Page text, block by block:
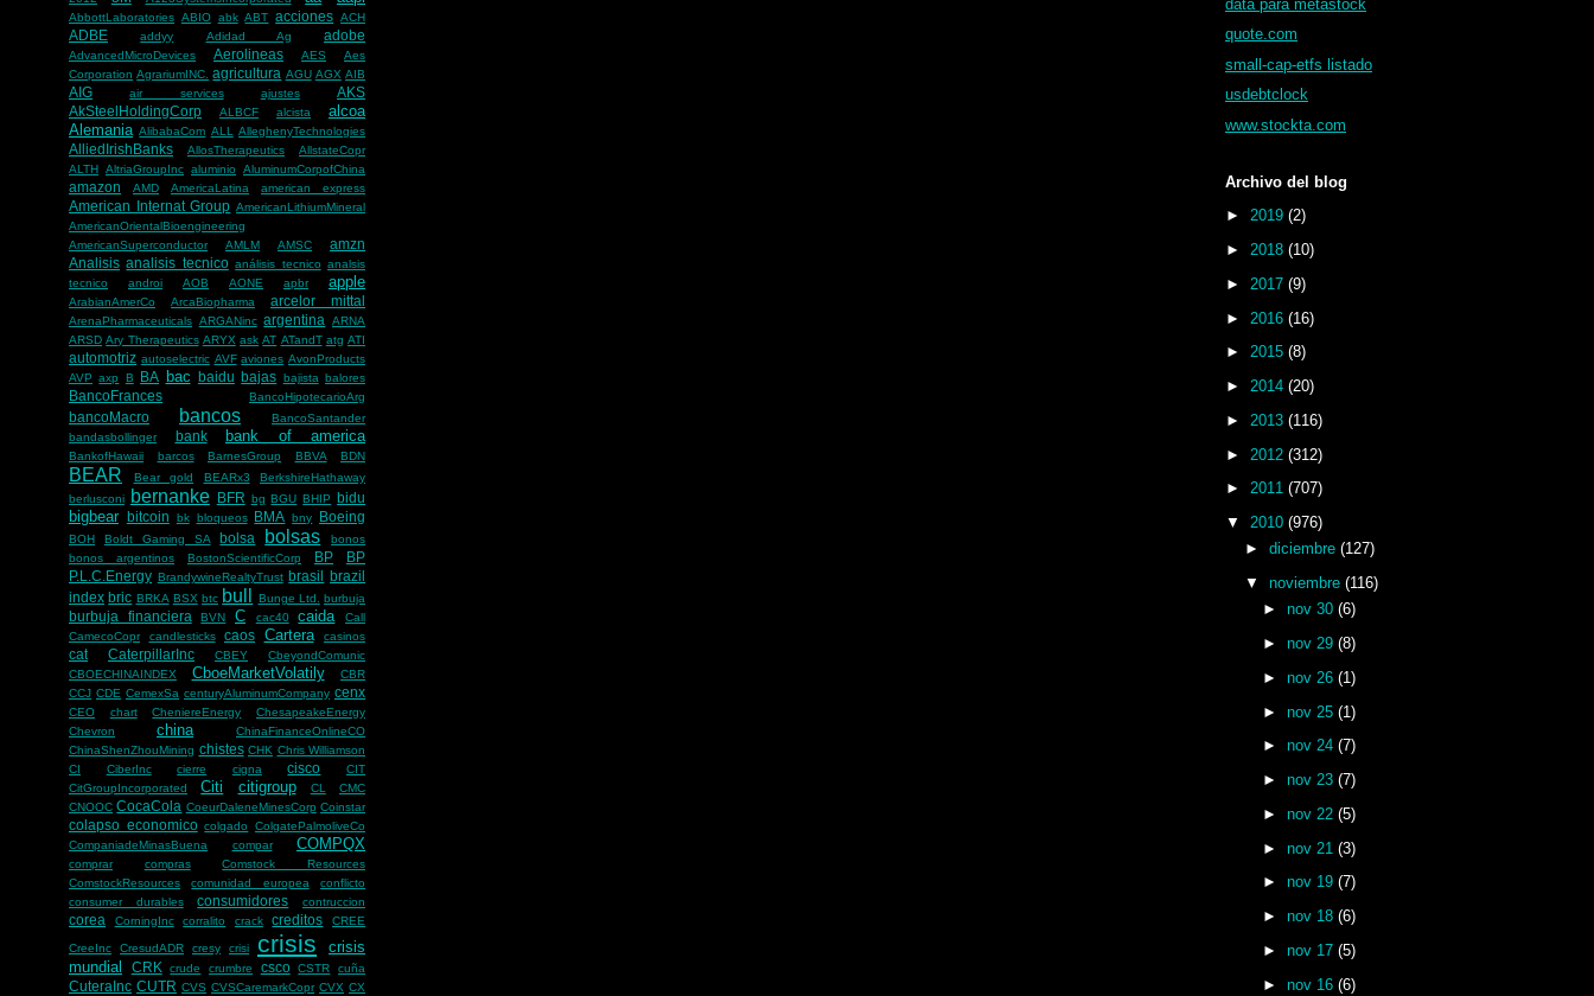
AbbottLaboratories ABIO abk ABT acciones ACH
ADBE addyy Adidad Ag adobe
AdvancedMicroDevices Aerolineas AES
Aes
Corporation AgrariumINC. agricultura AGU AGX AIB
AIG air services ajustes
AKS
AkSteelHoldingCorp
ALBCF alcista
alcoa
Alemania AlibabaCom ALL AlleghenyTechnologies
AlliedIrishBanks AllosTherapeutics
AllstateCopr
ALTH
AltriaGroupInc aluminio AluminumCorpofChina
amazon AMD AmericaLatina american express
American Internat Group AmericanLithiumMineral
AmericanOrientalBioengineering
AmericanSuperconductor
AMLM AMSC
amzn
Analisis analisis tecnico análisis tecnico analsis
tecnico
androi AOB AONE apbr apple
ArabianAmerCo ArcaBiopharma arcelor mittal
ArenaPharmaceuticals ARGANinc argentina
ARNA
ARSD Ary Therapeutics ARYX ask AT ATandT atg ATI
automotriz autoselectric AVF aviones AvonProducts
AVP axp B BA bac baidu bajas bajista balores
BancoFrances BancoHipotecarioArg
bancoMacro bancos
BancoSantander
bandasbollinger
bank bank of america
BankofHawaii barcos BarnesGroup BBVA BDN
BEAR Bear gold BEARx3
BerkshireHathaway
berlusconi
bernanke BFR bg BGU BHIP bidu
bigbear bitcoin bk bloqueos BMA bny Boeing
BOH Boldt Gaming SA bolsa bolsas
bonos
bonos argentinos
BostonScientificCorp BP
BP
P.L.C.Energy BrandywineRealtyTrust brasil
brazil
index bric BRKA BSX btc bull Bunge Ltd. burbuja
burbuja financiera BVN C cac40 caida
Call
CamecoCopr
candlesticks caos Cartera casinos
cat CaterpillarInc CBEY
CbeyondComunic
CBOECHINAINDEX
CboeMarketVolatily
CBR
CCJ CDE CemexSa centuryAluminumCompany cenx
CEO chart CheniereEnergy
ChesapeakeEnergy
Chevron
china
ChinaFinanceOnlineCO
ChinaShenZhouMining chistes CHK Chris Williamson
CI
CiberInc cierre cigna cisco
CIT
CitGroupIncorporated
Citi citigroup CL
CMC
CNOOC CocaCola CoeurDaleneMinesCorp Coinstar
colapso economico colgado
ColgatePalmoliveCo
CompaniadeMinasBuena
compar COMPQX
comprar compras
Comstock Resources
ComstockResources
comunidad europea
conflicto
consumer durables
consumidores contruccion
corea CorningInc corralito crack creditos CREE
CreeInc CresudADR cresy crisi crisis
crisis
mundial
CRK crude crumbre csco CSTR cuña
CuteraInc CUTR CVS CVSCaremarkCopr CVX CX
data para metastock
quote.com
small-cap-etfs listado
usdebtclock
www.stockta.com
Archivo del blog
► 2019 (2)
► 2018 (10)
► 2017 (9)
► 2016 (16)
► 2015 (8)
► 2014 (20)
► 2013 (116)
► 2012 (312)
► 2011 (707)
▼ 2010 (976)
► diciembre (127)
▼ noviembre (116)
► nov 30(6)
► nov 29(8)
► nov 26(1)
► nov 25(1)
► nov 24(7)
► nov 23(7)
► nov 22(5)
► nov 21(3)
► nov 19(7)
► nov 18(6)
► nov 17(5)
► nov 16(6)